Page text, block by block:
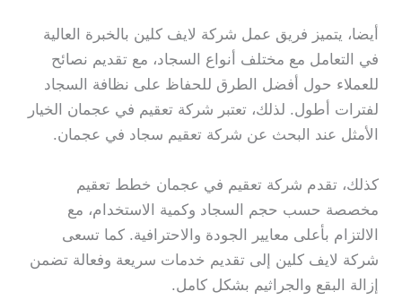
أيضا، يتميز فريق عمل شركة لايف كلين بالخبرة العالية
في التعامل مع مختلف أنواع السجاد، مع تقديم نصائح
للعملاء حول أفضل الطرق للحفاظ على نظافة السجاد
لفترات أطول. لذلك، تعتبر شركة تعقيم في عجمان الخيار
الأمثل عند البحث عن شركة تعقيم سجاد في عجمان.
كذلك، تقدم شركة تعقيم في عجمان خطط تعقيم
مخصصة حسب حجم السجاد وكمية الاستخدام، مع
الالتزام بأعلى معايير الجودة والاحترافية. كما تسعى
شركة لايف كلين إلى تقديم خدمات سريعة وفعالة تضمن
إزالة البقع والجراثيم بشكل كامل.